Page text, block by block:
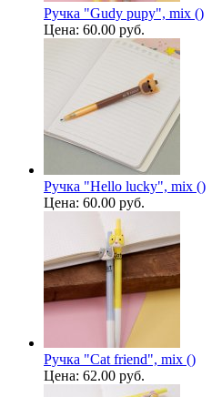
Ручка "Gudy pupy", mix ()
Цена: 60.00 руб.
Ручка "Hello lucky", mix ()
Цена: 60.00 руб.
Ручка "Cat friend", mix ()
Цена: 62.00 руб.